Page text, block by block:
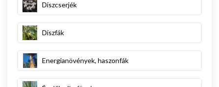
Díszcserjék
Díszfák
Energianövények, haszonfák